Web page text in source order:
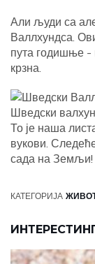
Али људи са
Валлхундса.
пута годишње -
крзна.
Шведски
То је наша
вукови.
сада на Земљи!
КАТЕГОРИЈА